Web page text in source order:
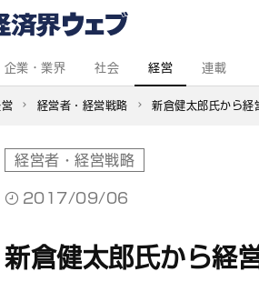
企業・業界 社会 経営 連載
経営者・経営戦略 新倉健太郎氏から経
経営者・経営戦略
2017/09/06
新倉健太郎氏から経